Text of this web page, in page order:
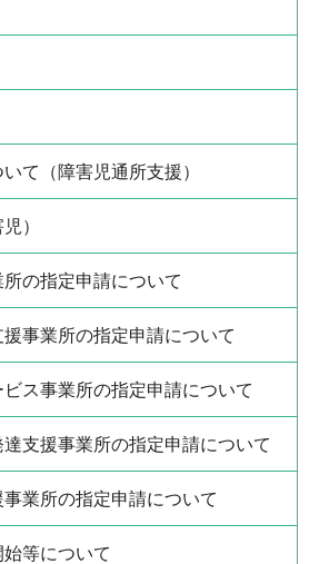
て（障害児通所支援）
）
の指定申請について
事業所の指定申請について
ス事業所の指定申請について
支援事業所の指定申請について
業所の指定申請について
等について